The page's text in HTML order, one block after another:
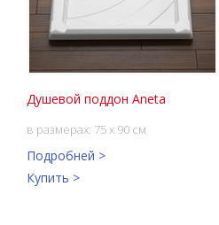
Душевой поддон Aneta
в размерах: 75 x 90 см
Подробней >
Купить >